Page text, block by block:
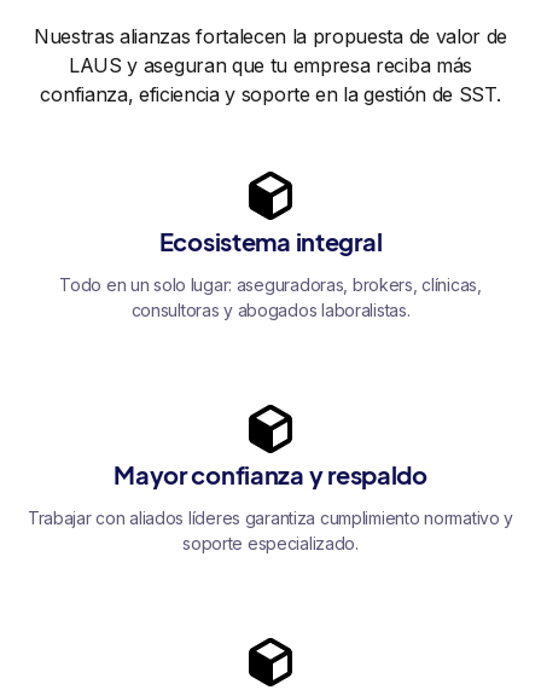
Nuestras alianzas fortalecen la propuesta de valor de
LAUS y aseguran que tu empresa reciba más
confianza, eficiencia y soporte en la gestión de SST.
Ecosistema integral
Todo en un solo lugar: aseguradoras, brokers, clínicas,
consultoras y abogados laboralistas.
Mayor confianza y respaldo
Trabajar con aliados líderes garantiza cumplimiento normativo y
soporte especializado.